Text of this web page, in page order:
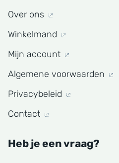
Over ons
Winkelmand
Mijn account
Algemene voorwaarden
Privacybeleid
Contact
Heb je een vraag?